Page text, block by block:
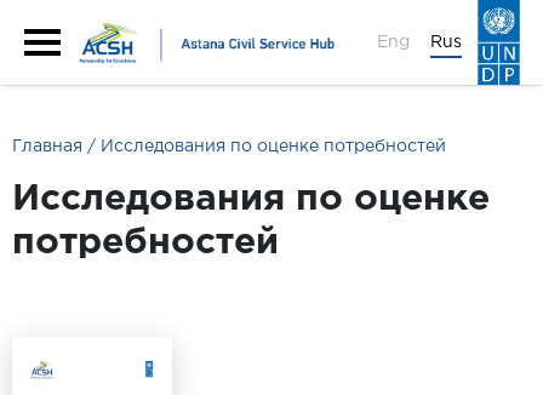
Eng Rus
Главная Исследования по оценке потребностей
Исследования по оценке
потребностей